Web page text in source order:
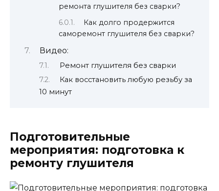
ремонта глушителя без сварки?
Как долго продержится
саморемонт глушителя без сварки?
Видео:
Ремонт глушителя без сварки
Как восстановить любую резьбу за
10 минут
Подготовительные
мероприятия: подготовка к
ремонту глушителя